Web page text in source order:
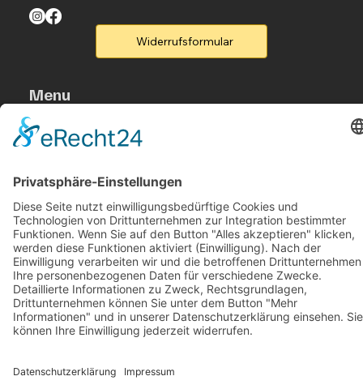
Widerrufsformular
Menu
Home
Produkte
Kontakt
Legal
Rufen Sie un an
B2B-Partner
Legal
Impressum
Datenschutzerklärung